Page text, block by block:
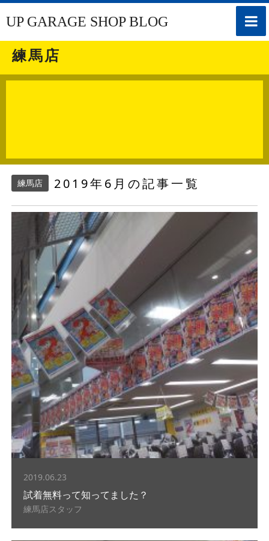
toggle
UP GARAGE SHOP BLOG
練馬店
練馬店 2019年6月の記事一覧
2019.06.23
試着無料って知ってました？
練馬店スタッフ